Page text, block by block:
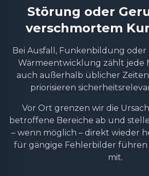
Störung oder
verschmortem
Bei Ausfall, Funkenbildung
Wärmeentwicklung zählt jede
auch außerhalb üblicher
priorisieren
Vor Ort grenzen wir die
betroffene Bereiche ab und
– wenn möglich – direkt wieder
für gängige Fehlerbilder führen
mit.